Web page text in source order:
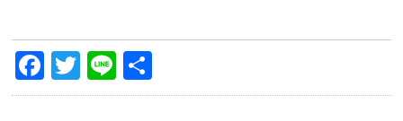
Facebook
Twitter
Line
有